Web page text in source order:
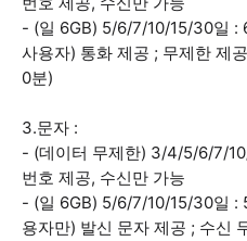
- (일 6GB) 5/6/7/10/15/30일 :
사용자) 통화 제공 ; 무제한 제
0분)
3.문자 :
- (데이터 무제한) 3/4/5/6/7/
번호 제공, 수신만 가능
- (일 6GB) 5/6/7/10/15/30일
용자만) 발신 문자 제공 ; 수신